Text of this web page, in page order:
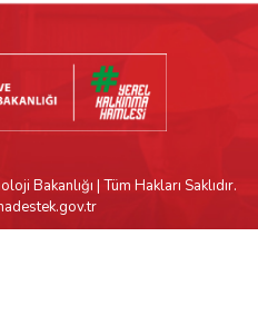
Bakanlığı | Tüm Hakları Saklıdır.